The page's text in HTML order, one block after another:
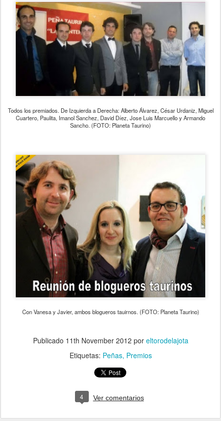
Todos los premiados. De Izquierda a Derecha: Alberto Álvarez, César Urdaniz, Miguel
Cuartero, Paulita, Imanol Sanchez, David Díez, Jose Luis Marcuello y Armando
Sancho. (FOTO: Planeta Taurino)
Con Vanesa y Javier, ambos blogueros tauirnos. (FOTO: Planeta Taurino)
Publicado 11th November 2012 por eltorodelajota
Etiquetas: Peñas Premios
4 Ver comentarios